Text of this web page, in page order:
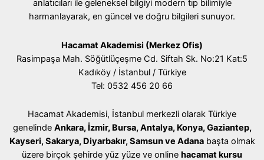
anlatıcıları ile geleneksel bilgiyi modern tıp bilimiyle
harmanlayarak, en güncel ve doğru bilgileri sunuyor.
Hacamat Akademisi (Merkez Ofis)
Rasimpaşa Mah. Söğütlüçeşme Cd. Siftah Sk. No:21 Kat:5
Kadıköy / İstanbul / Türkiye
Tel: 0532 456 20 66
Hacamat Akademisi, İstanbul merkezli olarak Türkiye
genelinde Ankara, İzmir, Bursa, Antalya, Konya, Gaziantep,
Kayseri, Sakarya, Diyarbakır, Samsun ve Adanabaşta olmak
üzere birçok şehirde yüz yüze ve online hacamat kursu